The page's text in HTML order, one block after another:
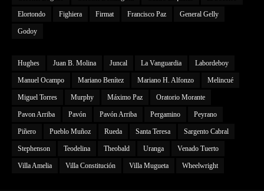
Elortondo Fighiera Firmat Francisco Paz General Gelly
Godoy
Hughes Juan B. Molina Juncal La Vanguardia Labordeboy
Manuel Ocampo Mariano Benítez Mariano H. Alfonzo Melincué
Miguel Torres Murphy Máximo Paz Oratorio Morante
Pavon Arriba Pavón Pavón Arriba Pergamino Peyrano
Piñero Pueblo Muñoz Rueda Santa Teresa Sargento Cabral
Stephenson Teodelina Theobald Uranga Venado Tuerto
Villa Amelia Villa Constitución Villa Mugueta Wheelwright